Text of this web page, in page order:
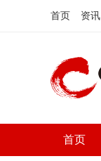
首页 资讯
首页